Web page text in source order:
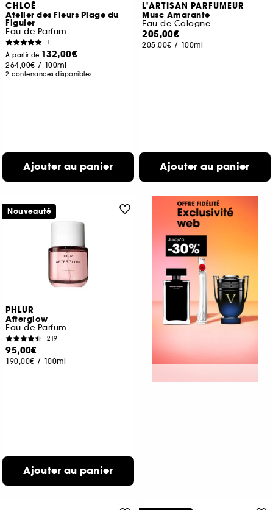
CHLOÉ
Atelier des Fleurs Plage du
Figuier
Eau de Parfum
1
À partir de 132,00€
264,00€ / 100ml
2 contenances disponibles
Ajouter au panier
L'ARTISAN PARFUMEUR
Musc Amarante
Eau de Cologne
205,00€
205,00€ / 100ml
Ajouter au panier
PHLUR
Afterglow
Eau de Parfum
219
95,00€
190,00€ / 100ml
Ajouter au panier
Nouveauté